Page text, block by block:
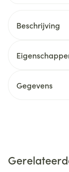
Beschrijving
BodyFit™
Gegevens
Merken